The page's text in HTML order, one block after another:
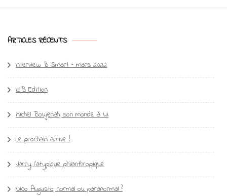
ARTICLES RÉCENTS
Interview B Smart – mars 2022
IGB Edition
Michel Boujenah, son monde à lui
Le prochain arrive !
Jarry, l’atypique philanthropique
Nico Augusto, normal ou paranormal ?